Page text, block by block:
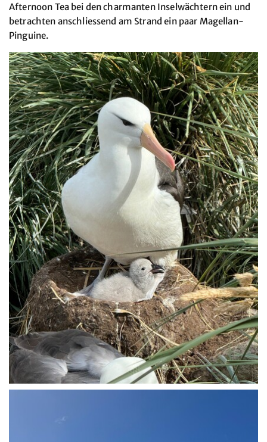
Afternoon Tea bei den charmanten Inselwächtern ein und
betrachten anschliessend am Strand ein paar Magellan-
Pinguine.